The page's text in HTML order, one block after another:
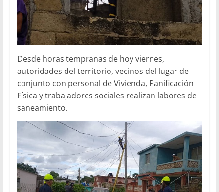
Desde horas tempranas de hoy viernes,
autoridades del territorio, vecinos del lugar de
conjunto con personal de Vivienda, Panificación
Física y trabajadores sociales realizan labores de
saneamiento.